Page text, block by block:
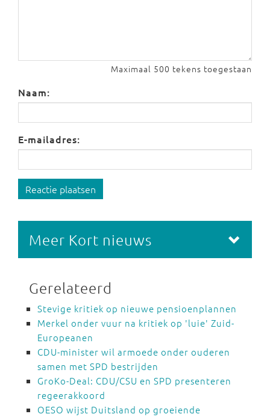
Maximaal 500 tekens toegestaan
Naam:
E-mailadres:
Reactie plaatsen
Meer Kort nieuws
Gerelateerd
Stevige kritiek op nieuwe pensioenplannen
Merkel onder vuur na kritiek op 'luie' Zuid-
Europeanen
CDU-minister wil armoede onder ouderen
samen met SPD bestrijden
GroKo-Deal: CDU/CSU en SPD presenteren
regeerakkoord
OESO wijst Duitsland op groeiende